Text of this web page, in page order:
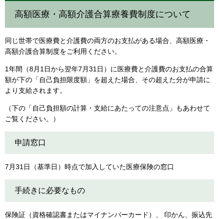
高額医療・高額介護合算療養費制度について
同じ世帯で医療費と介護費の両方のお支払がある場合、高額医療・
高額介護合算制度をご利用ください。
1年間（8月1日から翌年7月31日）に医療費と介護費のお支払の合算
額が下の「自己負担限度額」を超えた場合、その超えた分が申請に
より支給されます。
（下の「自己負担額の計算・支給にあたっての注意点」もあわせて
ご覧ください。）
申請窓口
7月31日（基準日）時点で加入していた医療保険の窓口
手続きに必要なもの
保険証（資格確認書またはマイナンバーカード）、 印かん、振込先